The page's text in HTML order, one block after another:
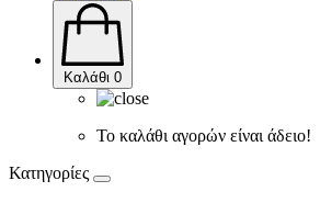
Καλάθι 0
Το καλάθι αγορών είναι άδειο!
Κατηγορίες